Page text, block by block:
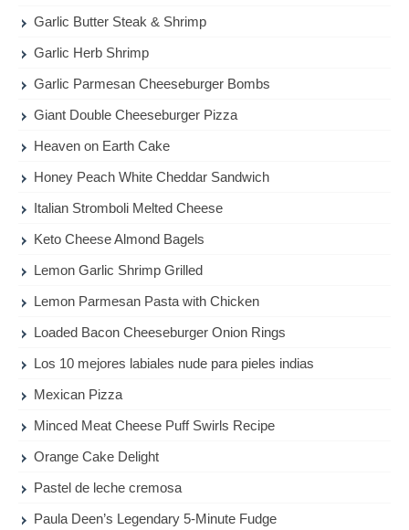
Garlic Butter Steak & Shrimp
Garlic Herb Shrimp
Garlic Parmesan Cheeseburger Bombs
Giant Double Cheeseburger Pizza
Heaven on Earth Cake
Honey Peach White Cheddar Sandwich
Italian Stromboli Melted Cheese
Keto Cheese Almond Bagels
Lemon Garlic Shrimp Grilled
Lemon Parmesan Pasta with Chicken
Loaded Bacon Cheeseburger Onion Rings
Los 10 mejores labiales nude para pieles indias
Mexican Pizza
Minced Meat Cheese Puff Swirls Recipe
Orange Cake Delight
Pastel de leche cremosa
Paula Deen’s Legendary 5-Minute Fudge